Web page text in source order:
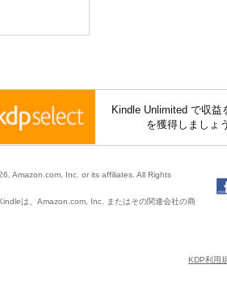
Kindle Unlimited で収
を獲得しましょ
Amazon.com, Inc. or its affiliates. All Rights
は、Amazon.com, Inc. またはその関連会社の商
KDP利用